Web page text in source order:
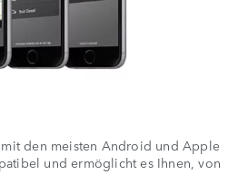
mit den meisten Android und Apple
und ermöglicht es Ihnen, von